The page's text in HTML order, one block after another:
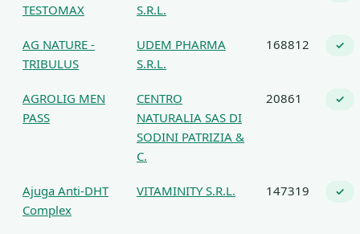
TESTOMAX
S.R.L.
AG NATURE -
TRIBULUS
UDEM PHARMA
S.R.L.
168812 ✓
AGROLIG MEN
PASS
CENTRO
NATURALIA SAS DI
SODINI PATRIZIA &
C.
20861 ✓
Ajuga Anti-DHT
Complex
VITAMINITY S.R.L. 147319 ✓